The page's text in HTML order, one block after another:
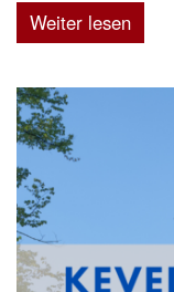
Weiter lesen